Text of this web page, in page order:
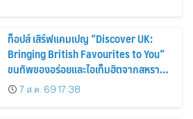
ท็อปส์ เสิร์ฟแคมเปญ “Discover UK:
Bringing British Favourites to You”
ขนทัพของอร่อยและไอเท็มฮิตจากสหราช
อาณาจักร ส่งตรงถึงมือตั้งแต่วันนี้ – 18
สิงหาคมนี้
7 ส.ค. 69 17:38